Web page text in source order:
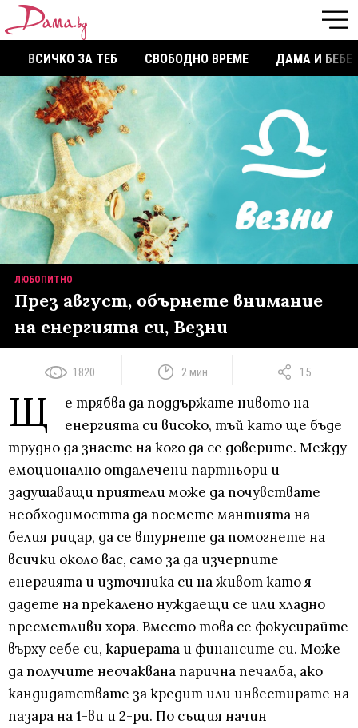
ВСИЧКО ЗА ТЕБ СВОБОДНО ВРЕМЕ ДАМА И БЕБЕ
ЛЮБОПИТНО
През август, обърнете внимание
на енергията си, Везни
1820 2 мин 15
Щ
е трябва да поддържате нивото на
енергията си високо, тъй като ще бъде
трудно да знаете на кого да се доверите. Между
емоционално отдалечени партньори и
задушаващи приятели може да почувствате
необходимостта да поемете мантията на
белия рицар, да се втурнете да помогнете на
всички около вас, само за да изчерпите
енергията и източника си на живот като я
дадете на прекалено нуждаещи се или хладно
пресметливи хора. Вместо това се фокусирайте
върху себе си, кариерата и финансите си. Може
да получите неочаквана парична печалба, ако
кандидатствате за кредит или инвестирате на
пазара на 1-ви и 2-ри. По същия начин